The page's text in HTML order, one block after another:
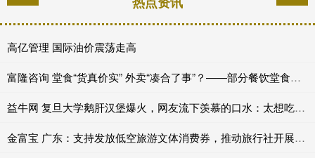
高亿管理 国际油价震荡走高
富隆咨询 堂食“货真价实” 外卖“凑合了事”？——部分餐饮堂食外卖“双标”现象调查_商家_消费者_一家
益牛网 复旦大学鹅肝汉堡爆火，网友流下羡慕的口水：太想吃了！
金富宝 广东：支持发放低空旅游文体消费券，推动旅行社开展低空旅游业务